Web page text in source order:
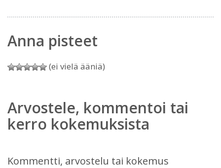
Anna pisteet
(ei vielä ääniä)
Arvostele, kommentoi tai
kerro kokemuksista
Kommentti, arvostelu tai kokemus